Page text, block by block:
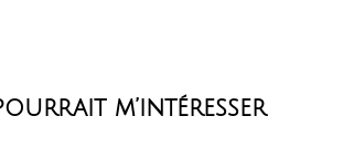
m’intéresser